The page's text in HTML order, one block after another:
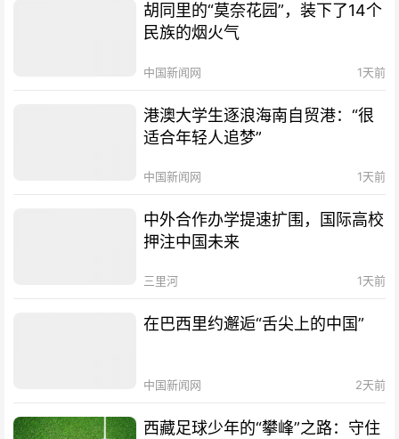
胡同里的“莫奈花园”，装下了14个
民族的烟火气
中国新闻网 1天前
港澳大学生逐浪海南自贸港：“很
适合年轻人追梦”
中国新闻网 1天前
中外合作办学提速扩围，国际高校
押注中国未来
三里河 1天前
在巴西里约邂逅“舌尖上的中国”
中国新闻网 2天前
西藏足球少年的“攀峰”之路：守住